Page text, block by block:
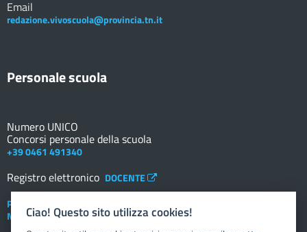
Email
redazione.vivoscuola@provincia.tn.it
Personale scuola
Numero UNICO
Concorsi personale della scuola
+39 0461 491340
Registro elettronico DOCENTE
Posta elettronica istituzionale
Nuovo sportello dipendente
Ciao! Questo sito utilizza cookies!